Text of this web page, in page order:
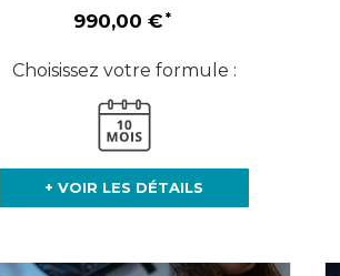
990,00 €
Choisissez votre formule :
+ VOIR LES DÉTAILS